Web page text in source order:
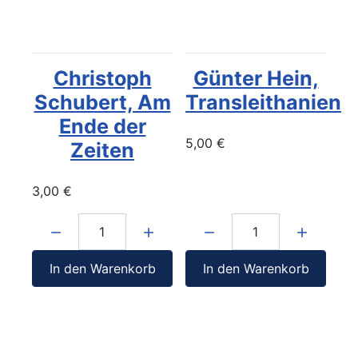
Christoph
Schubert, Am
Ende der
Zeiten
3,00 €
In den Warenkorb
Günter Hein,
Transleithanien
5,00 €
In den Warenkorb